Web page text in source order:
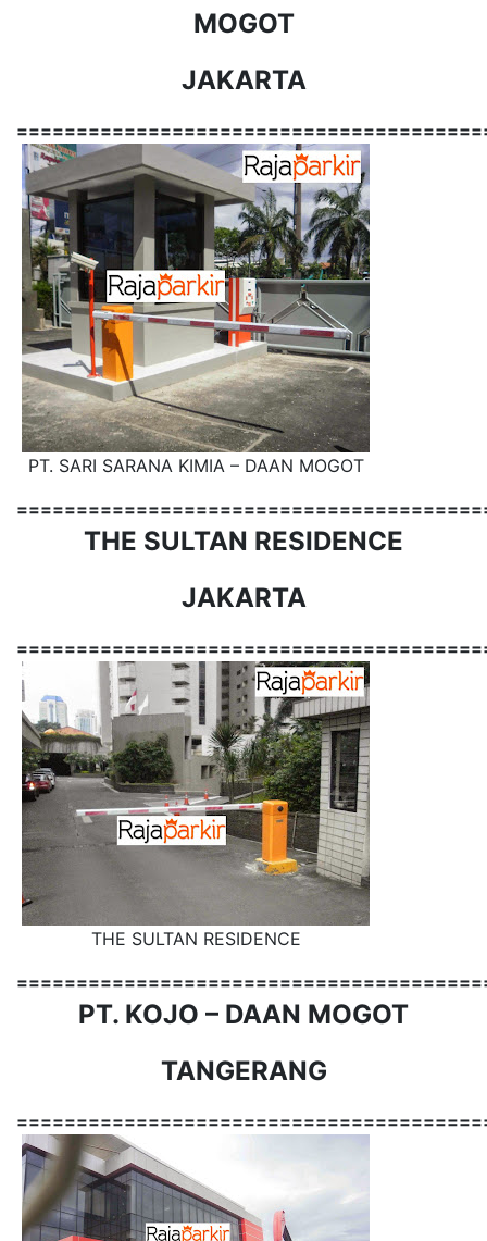
MOGOT
JAKARTA
PT. SARI SARANA KIMIA – DAAN MOGOT
THE SULTAN RESIDENCE
JAKARTA
THE SULTAN RESIDENCE
PT. KOJO – DAAN MOGOT
TANGERANG